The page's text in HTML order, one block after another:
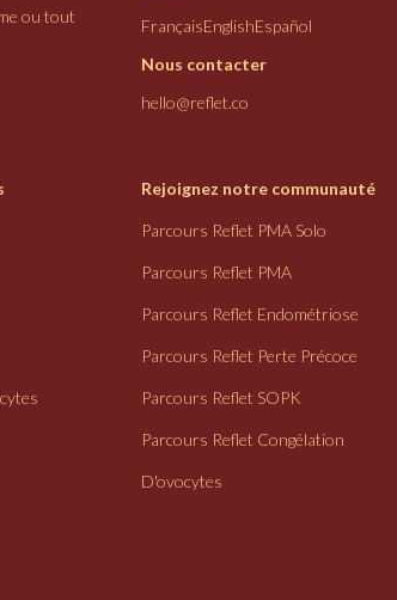
ou tout
FrançaisEnglishEspañol
Nous contacter
hello@reflet.co
Rejoignez notre communauté
Parcours Reflet PMA Solo
Parcours Reflet PMA
Parcours Reflet Endométriose
Parcours Reflet Perte Précoce
Parcours Reflet SOPK
Parcours Reflet Congélation
D'ovocytes